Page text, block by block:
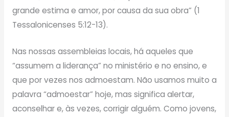
grande estima e amor, por causa da sua obra” (1
Tessalonicenses 5:12-13).
Nas nossas assembleias locais, há aqueles que
“assumem a liderança” no ministério e no ensino, e
que por vezes nos admoestam. Não usamos muito a
palavra “admoestar” hoje, mas significa alertar,
aconselhar e, às vezes, corrigir alguém. Como jovens,